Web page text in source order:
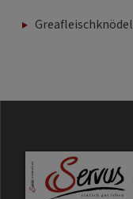
Greafleischknödel